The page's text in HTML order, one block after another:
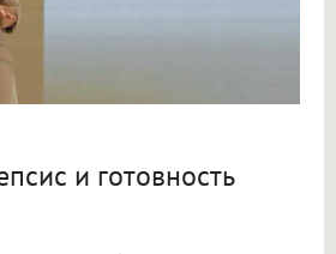
и готовность